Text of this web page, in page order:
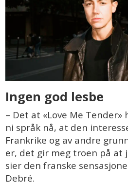
Ingen god lesbe
– Det at «Love Me
ni språk nå, at den
Frankrike og av andre
er, det gir meg troen på at
sier den franske
Debré.